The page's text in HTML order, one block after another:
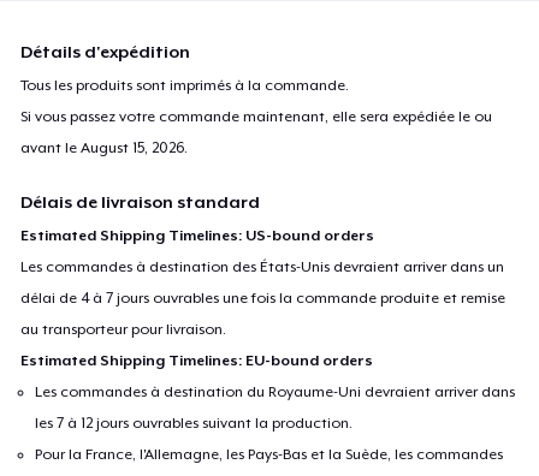
Détails d'expédition
Tous les produits sont imprimés à la commande.
Si vous passez votre commande maintenant, elle sera expédiée le ou
avant leAugust 15, 2026.
Délais de livraison standard
Estimated Shipping Timelines: US-bound orders
Les commandes à destination des États-Unis devraient arriver dans un
délai de 4 à 7 jours ouvrables une fois la commande produite et remise
au transporteur pour livraison.
Estimated Shipping Timelines: EU-bound orders
Les commandes à destination du Royaume-Uni devraient arriver dans
les 7 à 12 jours ouvrables suivant la production.
Pour la France, l'Allemagne, les Pays-Bas et la Suède, les commandes